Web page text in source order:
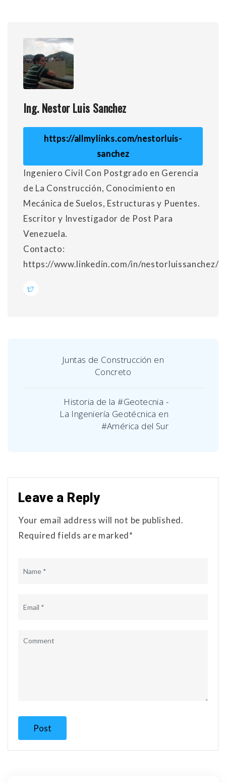
Ing. Nestor Luis Sanchez
https://allmylinks.com/nestorluis-
sanchez
Ingeniero Civil Con Postgrado en Gerencia
de La Construcción, Conocimiento en
Mecánica de Suelos, Estructuras y Puentes.
Escritor y Investigador de Post Para
Venezuela.
Contacto:
https://www.linkedin.com/in/nestorluissanchez/
Juntas de Construcción en
Concreto
Historia de la #Geotecnia -
La Ingeniería Geotécnica en
#América del Sur
Leave a Reply
Your email address will not be published.
Required fields are marked*